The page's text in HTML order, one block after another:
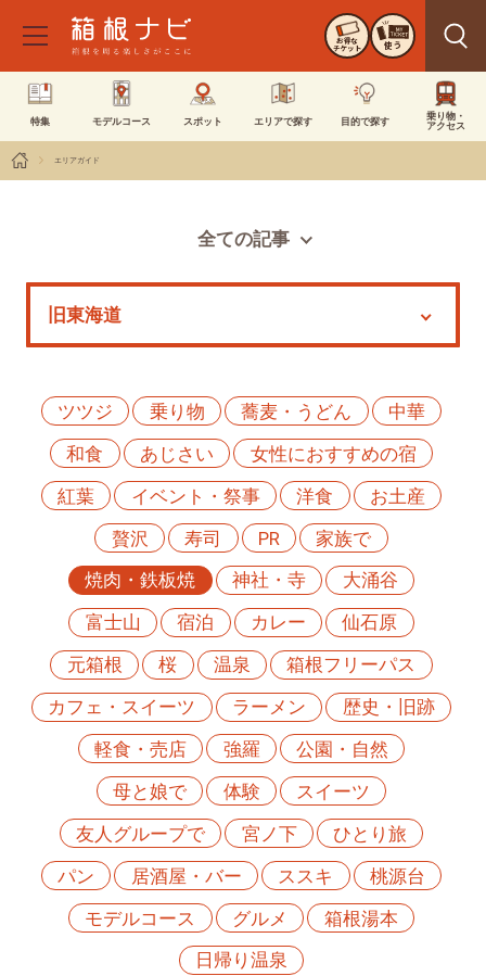
お得な
チケット 使う
特集 モデルコース スポット エリアで探す 目的で探す
乗り物・
アクセス
エリアガイド
全ての記事
特集
ツツジ
乗り物 蕎麦・うどん
中華
和食
あじさい
女性におすすめの宿
紅葉
イベント・祭事 洋食
お土産
贅沢
寿司 PR
家族で
焼肉・鉄板焼
神社・寺
大涌谷
富士山
宿泊 カレー
仙石原
元箱根
桜 温泉
箱根フリーパス
カフェ・スイーツ
ラーメン
歴史・旧跡
軽食・売店
強羅
公園・自然
母と娘で
体験
スイーツ
友人グループで
宮ノ下
ひとり旅
パン
居酒屋・バー ススキ
桃源台
モデルコース
グルメ
箱根湯本
日帰り温泉